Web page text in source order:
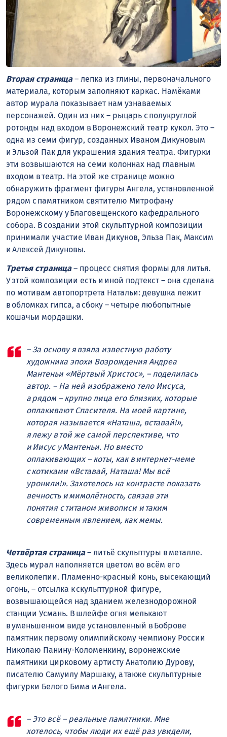
Вторая страница– лепка из глины, первоначального
материала, которым заполняют каркас. Намёками
автор мурала показывает нам узнаваемых
персонажей. Один из них – рыцарь с полукруглой
ротонды над входом в Воронежский театр кукол. Это –
одна из семи фигур, созданных Иваном Дикуновым
и Эльзой Пак для украшения здания театра. Фигурки
эти возвышаются на семи колоннах над главным
входом в театр. На этой же странице можно
обнаружить фрагмент фигуры Ангела, установленной
рядом с памятником святителю Митрофану
Воронежскому у Благовещенского кафедрального
собора. В создании этой скульптурной композиции
принимали участие Иван Дикунов, Эльза Пак, Максим
и Алексей Дикуновы.
Третья страница– процесс снятия формы для литья.
У этой композиции есть и иной подтекст – она сделана
по мотивам автопортрета Натальи: девушка лежит
в обломках гипса, а сбоку – четыре любопытные
кошачьи мордашки.
– За основу я взяла известную работу
художника эпохи Возрождения Андреа
Мантеньи «Мёртвый Христос», – поделилась
автор. – На ней изображено тело Иисуса,
а рядом – крупно лица его близких, которые
оплакивают Спасителя. На моей картине,
которая называется «Наташа, вставай!»,
я лежу в той же самой перспективе, что
и Иисус у Мантеньи. Но вместо
оплакивающих – коты, как в интернет-меме
с котиками «Вставай, Наташа! Мы всё
уронили!». Захотелось на контрасте показать
вечность и мимолётность, связав эти
понятия с титаном живописи и таким
современным явлением, как мемы.
Четвёртая страница– литьё скульптуры в металле.
Здесь мурал наполняется цветом во всём его
великолепии. Пламенно-красный конь, высекающий
огонь, – отсылка к скульптурной фигуре,
возвышающейся над зданием железнодорожной
станции Усмань. В шлейфе огня мелькают
в уменьшенном виде установленный в Боброве
памятник первому олимпийскому чемпиону России
Николаю Панину-Коломенкину, воронежские
памятники цирковому артисту Анатолию Дурову,
писателю Самуилу Маршаку, а также скульптурные
фигурки Белого Бима и Ангела.
– Это всё – реальные памятники. Мне
хотелось, чтобы люди их ещё раз увидели,